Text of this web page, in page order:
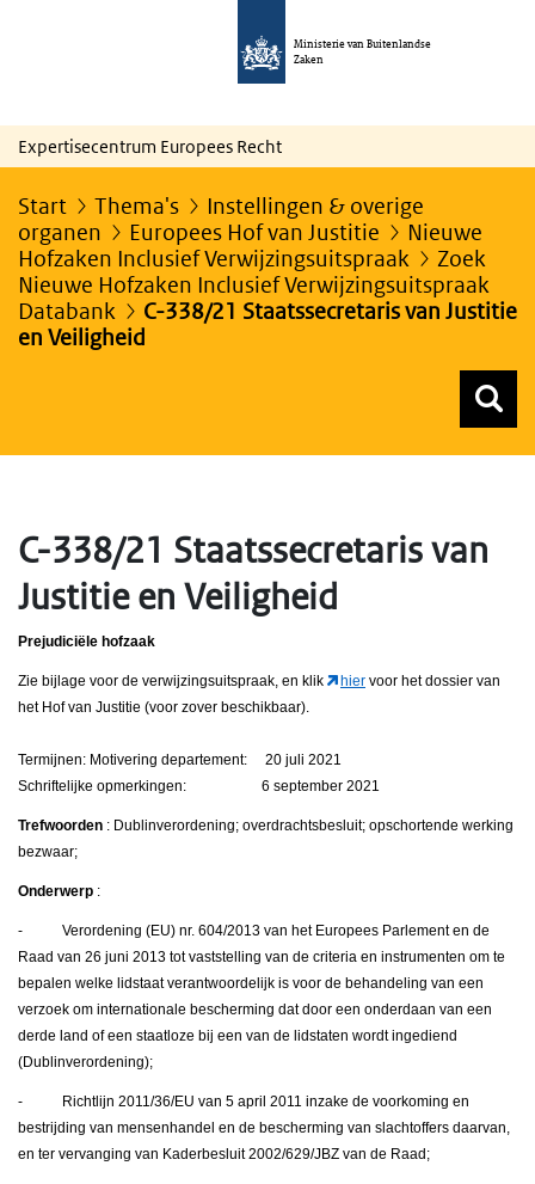
Ministerie van Buitenlandse
Zaken
Expertisecentrum Europees Recht
Start Thema's
Instellingen & overige
organen
Europees Hof van Justitie
Nieuwe
Hofzaken Inclusief Verwijzingsuitspraak
Zoek
Nieuwe Hofzaken Inclusief Verwijzingsuitspraak
Databank
C-338/21 Staatssecretaris van Justitie
en Veiligheid
C-338/21 Staatssecretaris van
Justitie en Veiligheid
Prejudiciële hofzaak
Zie bijlage voor de verwijzingsuitspraak, en klik hier voor het dossier van
het Hof van Justitie (voor zover beschikbaar).
Termijnen: Motivering departement: 20 juli 2021
Schriftelijke opmerkingen: 6 september 2021
Trefwoorden : Dublinverordening; overdrachtsbesluit; opschortende werking
bezwaar;
Onderwerp :
- Verordening (EU) nr. 604/2013 van het Europees Parlement en de
Raad van 26 juni 2013 tot vaststelling van de criteria en instrumenten om te
bepalen welke lidstaat verantwoordelijk is voor de behandeling van een
verzoek om internationale bescherming dat door een onderdaan van een
derde land of een staatloze bij een van de lidstaten wordt ingediend
(Dublinverordening);
- Richtlijn 2011/36/EU van 5 april 2011 inzake de voorkoming en
bestrijding van mensenhandel en de bescherming van slachtoffers daarvan,
en ter vervanging van Kaderbesluit 2002/629/JBZ van de Raad;